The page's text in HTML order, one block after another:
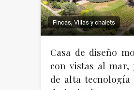
Fincas, Villas y chalets
Casa de diseño
con vistas al mar,
de alta tecnología